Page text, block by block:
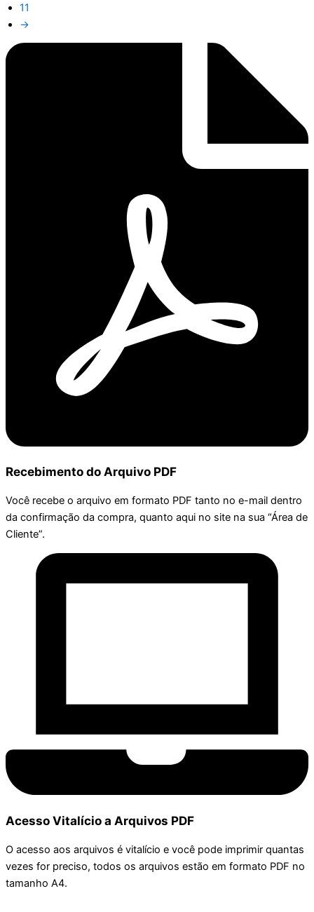
11
→
Recebimento do Arquivo PDF
Você recebe o arquivo em formato PDF tanto no e-mail dentro
da confirmação da compra, quanto aqui no site na sua “Área de
Cliente”.
Acesso Vitalício a Arquivos PDF
O acesso aos arquivos é vitalício e você pode imprimir quantas
vezes for preciso, todos os arquivos estão em formato PDF no
tamanho A4.